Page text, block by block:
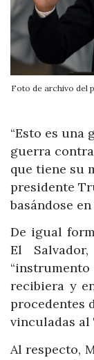
Foto de archivo del
“Esto es una
guerra
que tiene su
presidente
basándose
De igual
El
recibiera y
procedentes
vinculadas al
Al respecto,